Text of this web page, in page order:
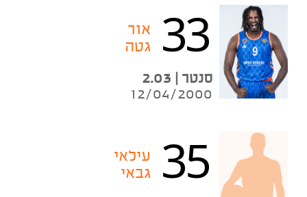
33
אור
גטה
סנטר | 2.03
12/04/2000
35
עילאי
גבאי